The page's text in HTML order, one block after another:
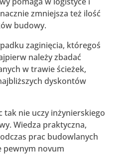
zmniejsza też ilość
budowy.
zaginięcia, któregoś
należy zbadać
w trawie ścieżek,
dyskontów
nie uczy inżynierskiego
Wiedza praktyczna,
prac budowlanych
pewnym novum